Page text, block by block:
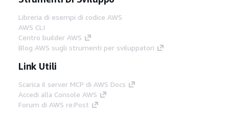
Libreria di esempi di codice AWS
AWS CLI
Centro builder AWS
Blog AWS sugli strumenti per sviluppatori
Link Utili
Scarica il server MCP di AWS Docs
Accedi alla Console AWS
Forum di AWS re:Post